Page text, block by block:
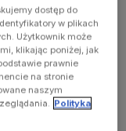
dostęp do
w plikach
Użytkownik może
klikając poniżej, jak
prawnie
na stronie
naszym
Polityka